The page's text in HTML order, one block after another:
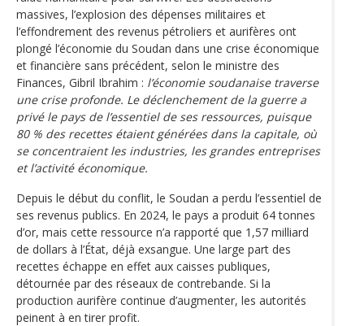
massives, l’explosion des dépenses militaires et
l’effondrement des revenus pétroliers et aurifères ont
plongé l’économie du Soudan dans une crise économique
et financière sans précédent, selon le ministre des
Finances, Gibril Ibrahim : l’économie soudanaise traverse
une crise profonde. Le déclenchement de la guerre a
privé le pays de l’essentiel de ses ressources, puisque
80 % des recettes étaient générées dans la capitale, où
se concentraient les industries, les grandes entreprises
et l’activité économique.
Depuis le début du conflit, le Soudan a perdu l’essentiel de
ses revenus publics. En 2024, le pays a produit 64 tonnes
d’or, mais cette ressource n’a rapporté que 1,57 milliard
de dollars à l’État, déjà exsangue. Une large part des
recettes échappe en effet aux caisses publiques,
détournée par des réseaux de contrebande. Si la
production aurifère continue d’augmenter, les autorités
peinent à en tirer profit.